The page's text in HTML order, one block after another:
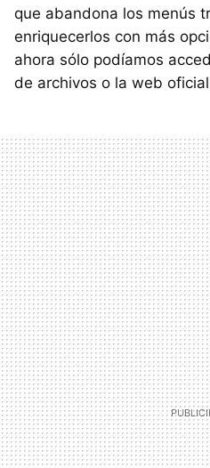
que abandona los menús
enriquecerlos con más
ahora sólo podíamos
de archivos o la web